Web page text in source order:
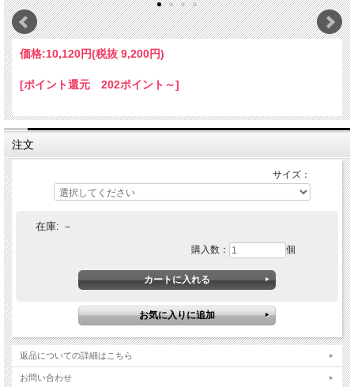
価格:10,120円(税抜 9,200円)
[ポイント還元 202ポイント～]
注文
サイズ：
在庫: －
購入数： 個
返品についての詳細はこちら
お問い合わせ